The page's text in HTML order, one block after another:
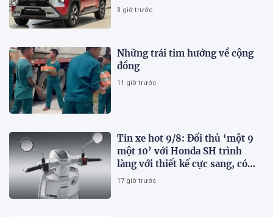
3 giờ trước
Những trái tim hướng về cộng
đồng
11 giờ trước
Tin xe hot 9/8: Đối thủ ‘một 9
một 10’ với Honda SH trình
làng với thiết kế cực sang, có
ABS 2 kênh, giá ‘mềm’
17 giờ trước